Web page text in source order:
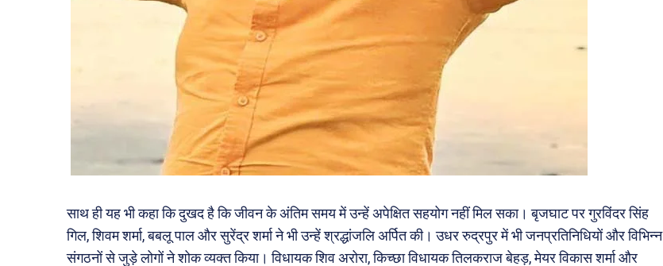
साथ ही यह भी कहा कि दुखद है कि जीवन के अंतिम समय में उन्हें अपेक्षित सहयोग नहीं मिल सका। बृजघाट पर गुरविंदर सिंह
गिल, शिवम शर्मा, बबलू पाल और सुरेंद्र शर्मा ने भी उन्हें श्रद्धांजलि अर्पित की। उधर रुद्रपुर में भी जनप्रतिनिधियों और विभिन्न
संगठनों से जुड़े लोगों ने शोक व्यक्त किया। विधायक शिव अरोरा, किच्छा विधायक तिलकराज बेहड़, मेयर विकास शर्मा और